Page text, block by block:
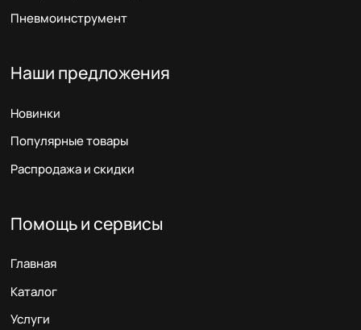
Пневмоинструмент
Наши предложения
Новинки
Популярные товары
Распродажа и скидки
Помощь и сервисы
Главная
Каталог
Услуги